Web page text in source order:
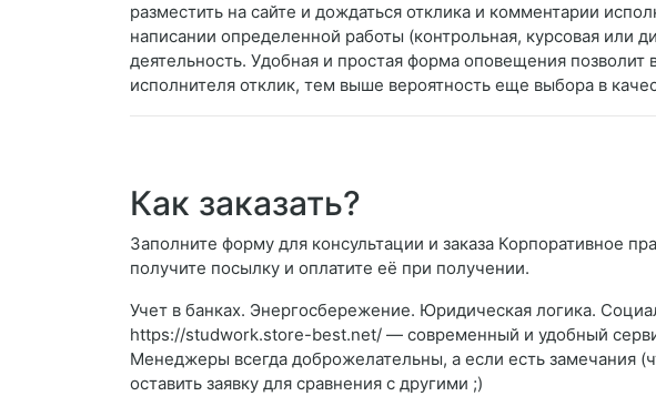
разместить на сайте и дождаться отклика и комментарии
написании определенной работы (контрольная, курсовая или
деятельность. Удобная и простая форма оповещения
исполнителя отклик, тем выше вероятность еще выбора в
Как заказать?
Заполните форму для консультации и заказа Корпоративное
получите посылку и оплатите её при получении.
Учет в банках. Энергосбережение. Юридическая логика.
https://studwork.store-best.net/ — современный и удобный
Менеджеры всегда доброжелательны, а если есть замечания
оставить заявку для сравнения с другими ;)